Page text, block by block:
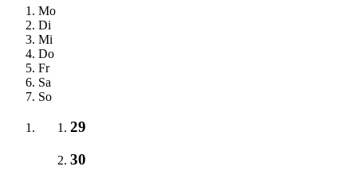
Mo
Di
Mi
Do
Fr
Sa
So
29
30